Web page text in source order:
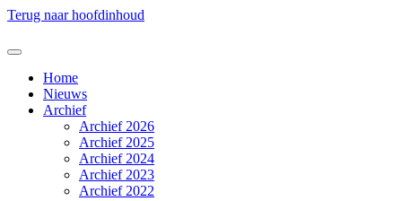
Terug naar hoofdinhoud
Home
Nieuws
Archief
Archief 2026
Archief 2025
Archief 2024
Archief 2023
Archief 2022